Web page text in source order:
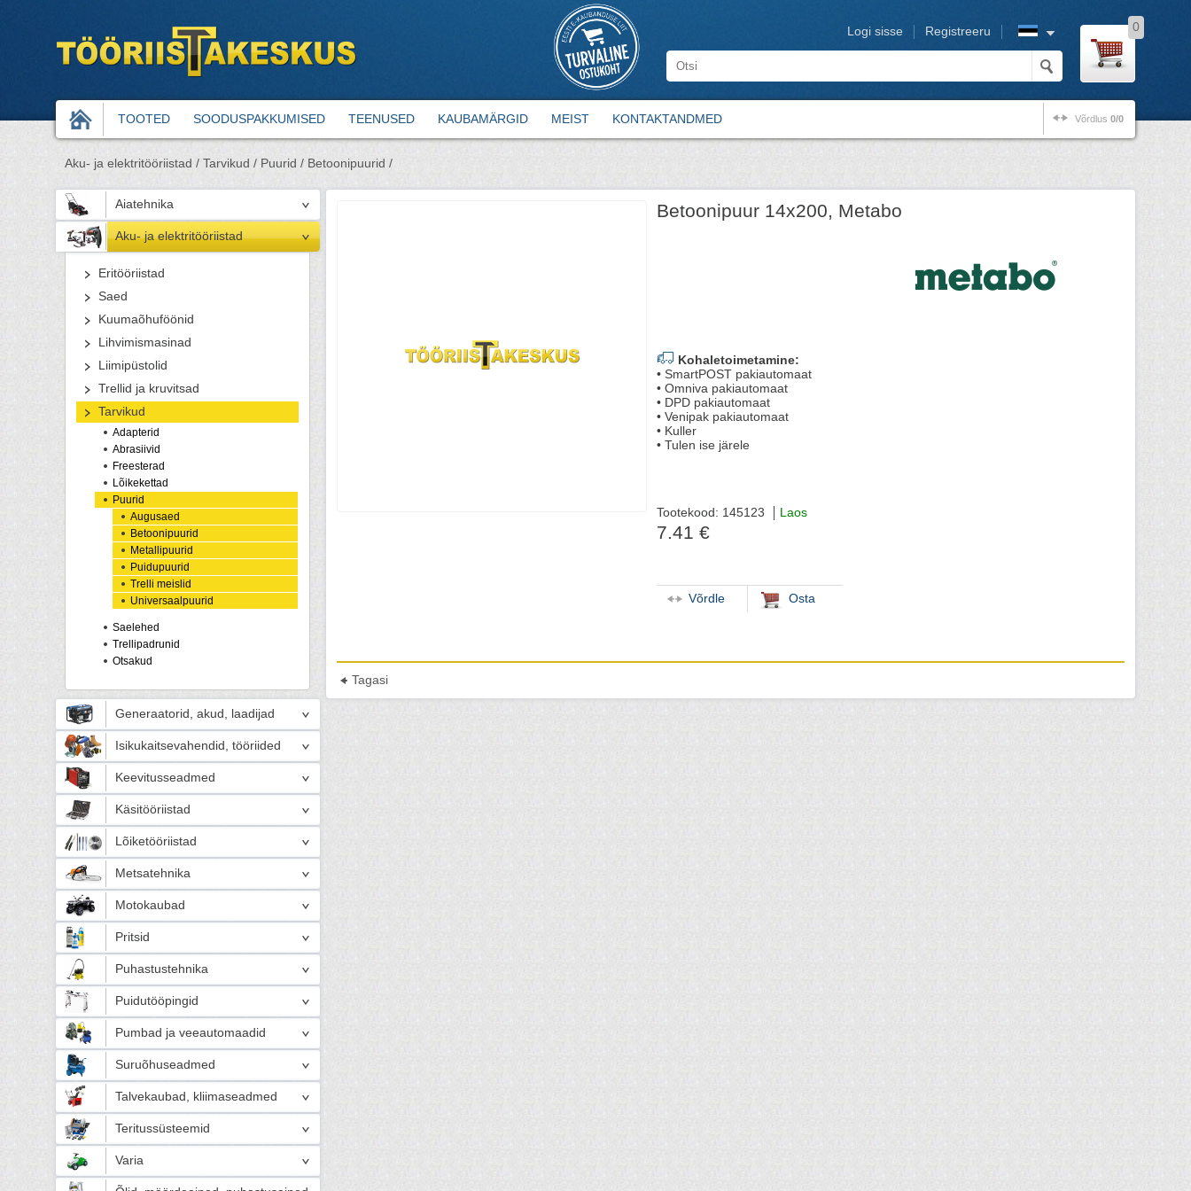
Registreeru
Logi sisse 0
TOOTED SOODUSPAKKUMISED TEENUSED KAUBAMÄRGID MEIST KONTAKTANDMED Võrdlus 0/0
Aku- ja elektritööriistad / Tarvikud / Puurid / Betoonipuurid /
Aiatehnika
Aku- ja elektritööriistad
Eritööriistad
Saed
Kuumaõhuföönid
Lihvimismasinad
Liimipüstolid
Trellid ja kruvitsad
Tarvikud
Adapterid
Abrasiivid
Freesterad
Lõikekettad
Puurid
Augusaed
Betoonipuurid
Metallipuurid
Puidupuurid
Trelli meislid
Universaalpuurid
Saelehed
Trellipadrunid
Otsakud
Generaatorid, akud, laadijad
Isikukaitsevahendid, tööriided
Keevitusseadmed
Käsitööriistad
Lõiketööriistad
Metsatehnika
Motokaubad
Pritsid
Puhastustehnika
Puidutööpingid
Pumbad ja veeautomaadid
Suruõhuseadmed
Talvekaubad, kliimaseadmed
Teritussüsteemid
Varia
Betoonipuur 14x200, Metabo
Kohaletoimetamine:
• SmartPOST pakiautomaat
• Omniva pakiautomaat
• DPD pakiautomaat
• Venipak pakiautomaat
• Kuller
• Tulen ise järele
Tootekood: 145123 Laos
7.41 €
Võrdle Osta
Tagasi